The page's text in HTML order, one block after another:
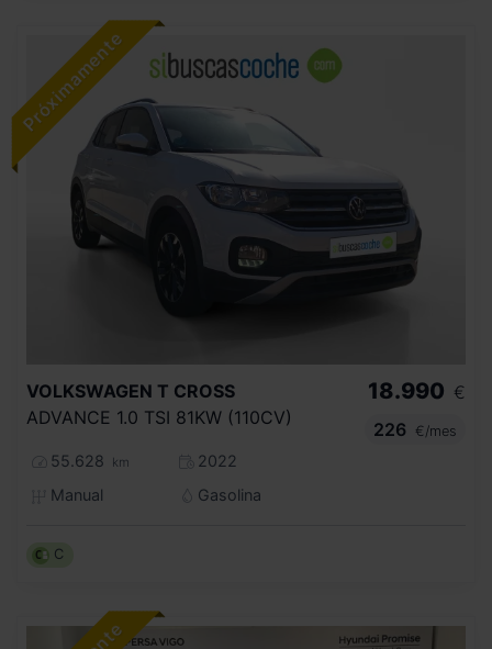
VOLKSWAGEN T CROSS
ADVANCE 1.0 TSI 81KW (110CV)
55.628 km
2022
Manual
Gasolina
18.990 €
226
€/mes
C